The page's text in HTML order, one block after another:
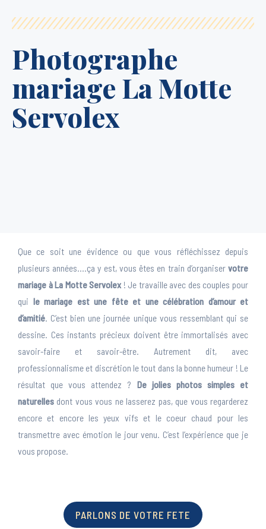
Photographe
mariage La Motte
Servolex
Que ce soit une évidence ou que vous réfléchissez depuis
plusieurs années….ça y est, vous êtes en train d’organiservotre
mariage à La Motte Servolex ! Je travaille avec des couples pour
qui le mariage est une fête et une célébration d’amour et
d’amitié. C’est bien une journée unique vous ressemblant qui se
dessine. Ces instants précieux doivent être immortalisés avec
savoir-faire et savoir-être. Autrement dit, avec
professionnalisme et discrétion le tout dans la bonne humeur ! Le
résultat que vous attendez ? De jolies photos simples et
naturelles dont vous vous ne lasserez pas, que vous regarderez
encore et encore les yeux vifs et le coeur chaud pour les
transmettre avec émotion le jour venu. C’est l’expérience que je
vous propose.
PARLONS DE VOTRE FETE